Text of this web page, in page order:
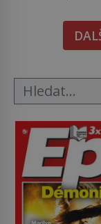
Astronomové
mravenčí